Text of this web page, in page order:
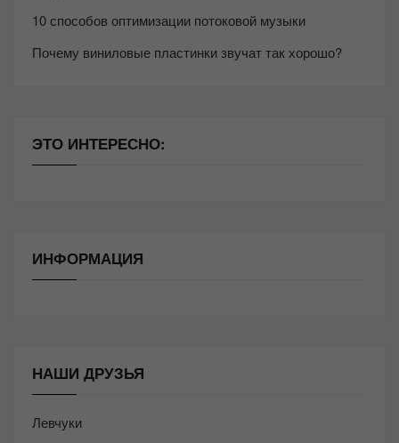
10 способов оптимизации потоковой музыки
Почему виниловые пластинки звучат так хорошо?
ЭТО ИНТЕРЕСНО:
ИНФОРМАЦИЯ
НАШИ ДРУЗЬЯ
Левчуки